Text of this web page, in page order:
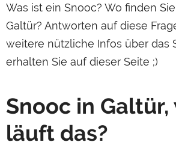
Was ist ein Snooc? Wo finden
Galtür? Antworten auf diese
weitere nützliche Infos über das
erhalten Sie auf dieser Seite ;)
Snooc in Galtür,
läuft das?